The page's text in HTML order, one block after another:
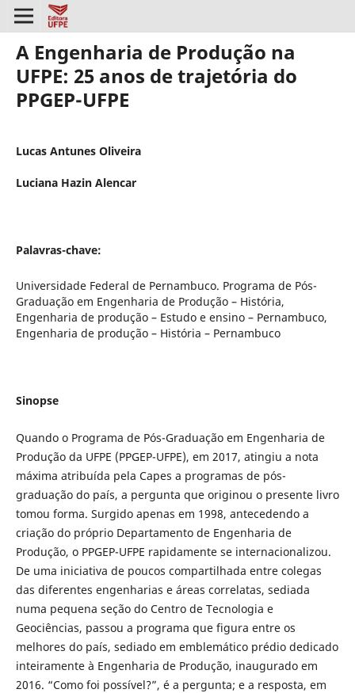
A Engenharia de Produção na
UFPE: 25 anos de trajetória do
PPGEP-UFPE
Lucas Antunes Oliveira
Luciana Hazin Alencar
Palavras-chave:
Universidade Federal de Pernambuco. Programa de Pós-
Graduação em Engenharia de Produção – História,
Engenharia de produção – Estudo e ensino – Pernambuco,
Engenharia de produção – História – Pernambuco
Sinopse
Quando o Programa de Pós-Graduação em Engenharia de
Produção da UFPE (PPGEP-UFPE), em 2017, atingiu a nota
máxima atribuída pela Capes a programas de pós-
graduação do país, a pergunta que originou o presente livro
tomou forma. Surgido apenas em 1998, antecedendo a
criação do próprio Departamento de Engenharia de
Produção, o PPGEP-UFPE rapidamente se internacionalizou.
De uma iniciativa de poucos compartilhada entre colegas
das diferentes engenharias e áreas correlatas, sediada
numa pequena seção do Centro de Tecnologia e
Geociências, passou a programa que figura entre os
melhores do país, sediado em emblemático prédio dedicado
inteiramente à Engenharia de Produção, inaugurado em
2016. “Como foi possível?”, é a pergunta; e a resposta, em